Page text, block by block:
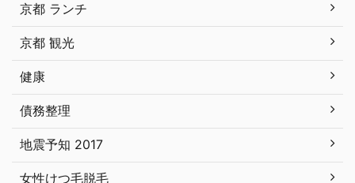
京都 ランチ
京都 観光
健康
債務整理
地震予知 2017
女性けつ毛脱毛